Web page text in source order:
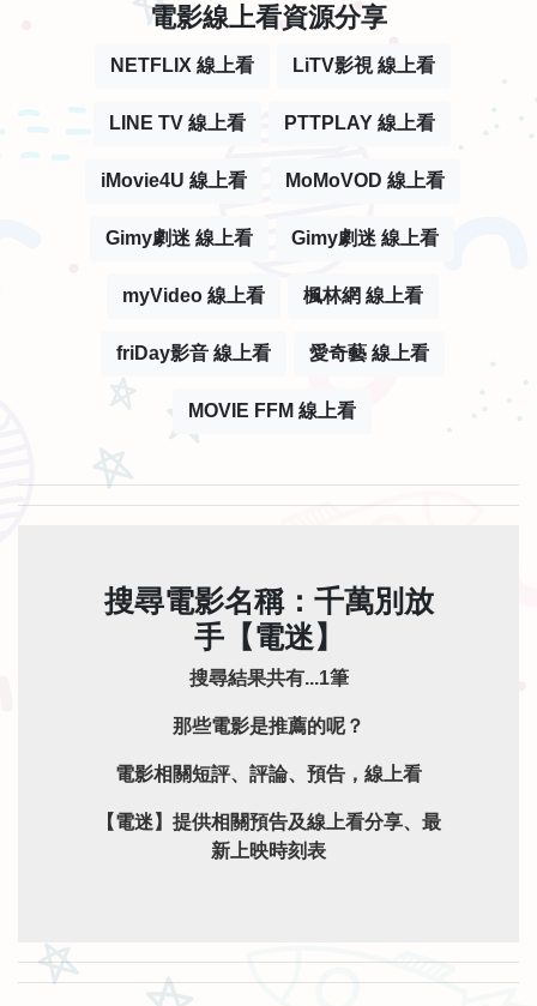
電影線上看資源分享
NETFLIX 線上看 LiTV影視 線上看
LINE TV 線上看 PTTPLAY 線上看
iMovie4U 線上看 MoMoVOD 線上看
Gimy劇迷 線上看 Gimy劇迷 線上看
myVideo 線上看 楓林網 線上看
friDay影音 線上看 愛奇藝 線上看
MOVIE FFM 線上看
搜尋電影名稱：千萬別放
手【電迷】
搜尋結果共有...1筆
那些電影是推薦的呢？
電影相關短評、評論、預告，線上看
【電迷】提供相關預告及線上看分享、最
新上映時刻表